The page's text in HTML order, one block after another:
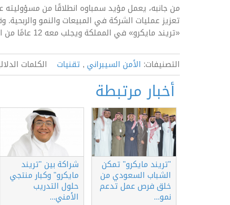
من جانبه، يعمل مؤيد سمباوه انطلاقًا من مسؤوليته
تعزيز عمليات الشركة في المبيعات والنمو
«تريند مايكرو» في المملكة ويجلب معه 12 عامًا من الخبرة.
التصنيفات: الأمن السيبراني, تقنيات الكلمات
أخبار مرتبطة
"تريند مايكرو" تمكن
الشباب السعودي من
خلق فرص عمل تدعم
نمو...
شراكة بين "تريند
مايكرو" وكبار منتجي
حلول التدريب
الأمني...